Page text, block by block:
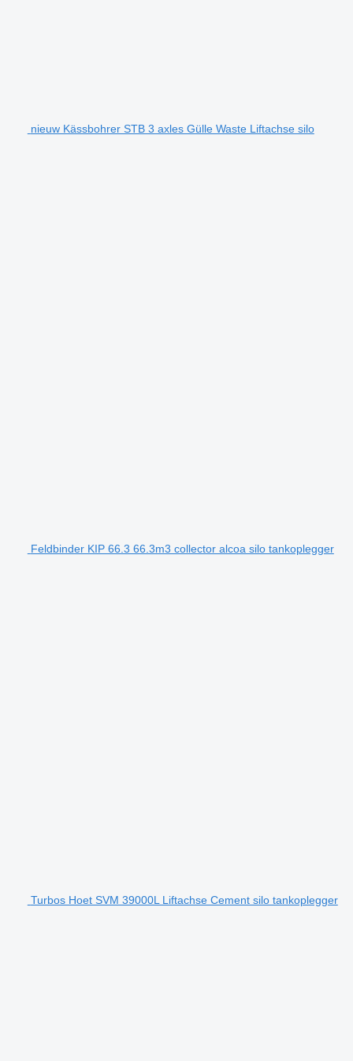
nieuw Kässbohrer STB 3 axles Gülle Waste Liftachse silo
Feldbinder KIP 66.3 66.3m3 collector alcoa silo tankoplegger
Turbos Hoet SVM 39000L Liftachse Cement silo tankoplegger